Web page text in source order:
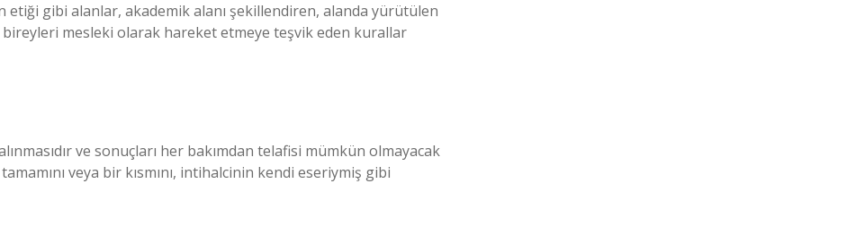
etiği gibi alanlar, akademik alanı şekillendiren, alanda yürütülen
mesleki olarak hareket etmeye teşvik eden kurallar
ve sonuçları her bakımdan telafisi mümkün olmayacak
veya bir kısmını, intihalcinin kendi eseriymiş gibi